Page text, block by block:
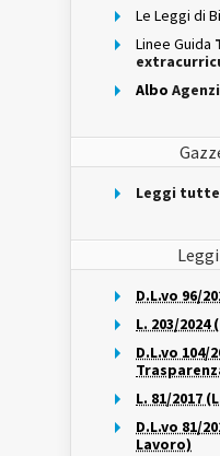
Le Leggi di
Linee Guida
Albo
Leggi tutte
D.L.vo 96/
L. 203/
D.L.vo 104/
L. 81/2017
D.L.vo 81/
Lavoro)